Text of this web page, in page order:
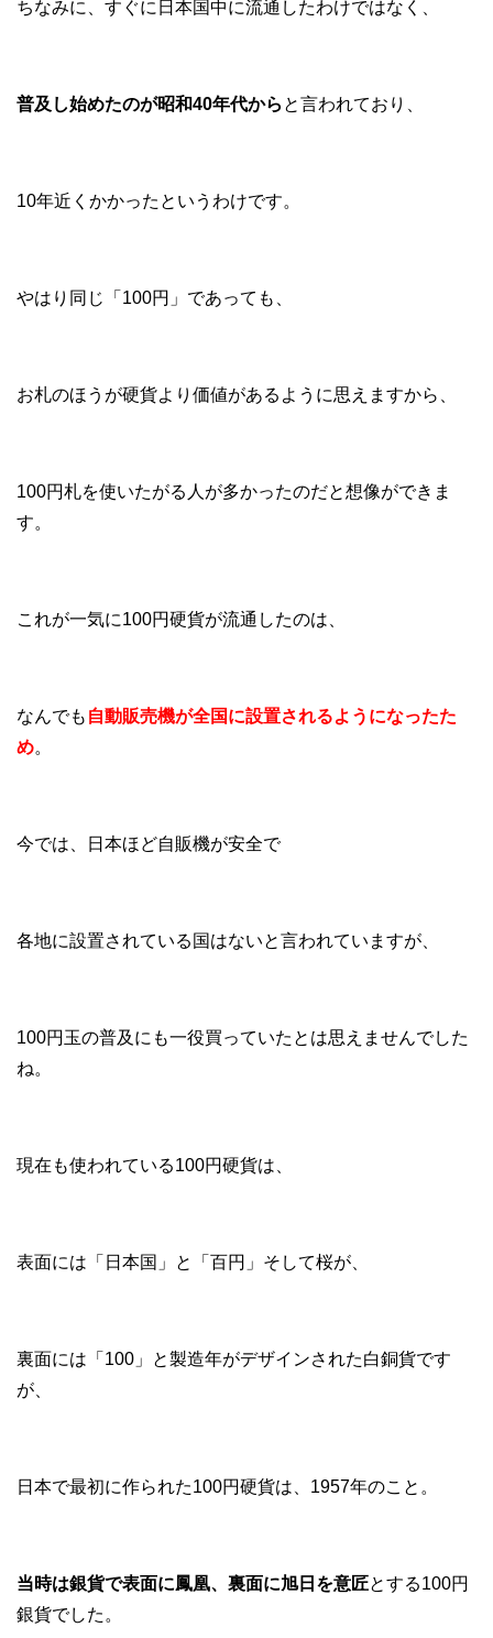
ちなみに、すぐに日本国中に流通したわけではなく、
普及し始めたのが昭和40年代から と言われており、
10年近くかかったというわけです。
やはり同じ「100円」であっても、
お札のほうが硬貨より価値があるように思えますから、
100円札を使いたがる人が多かったのだと想像ができま
す。
これが一気に100円硬貨が流通したのは、
なんでも 自動販売機が全国に設置されるようになったた
め。
今では、日本ほど自販機が安全で
各地に設置されている国はないと言われていますが、
100円玉の普及にも一役買っていたとは思えませんでした
ね。
現在も使われている100円硬貨は、
表面には「日本国」と「百円」そして桜が、
裏面には「100」と製造年がデザインされた白銅貨です
が、
日本で最初に作られた100円硬貨は、1957年のこと。
当時は銀貨で表面に鳳凰、裏面に旭日を意匠とする100円
銀貨でした。